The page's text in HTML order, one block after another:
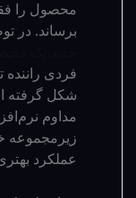
محصول را
برساند. در
فردی راننده
شکل گرفته
مداوم
زیرمجموعه
عملکرد